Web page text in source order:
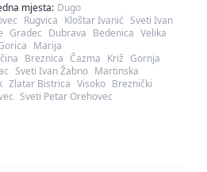
mjesta: Dugo
Rugvica Kloštar Ivanić Sveti Ivan
Gradec Dubrava Bedenica Velika
Marija
Breznica Čazma Križ Gornja
Sveti Ivan Žabno Martinska
Zlatar Bistrica Visoko Breznički
Sveti Petar Orehovec